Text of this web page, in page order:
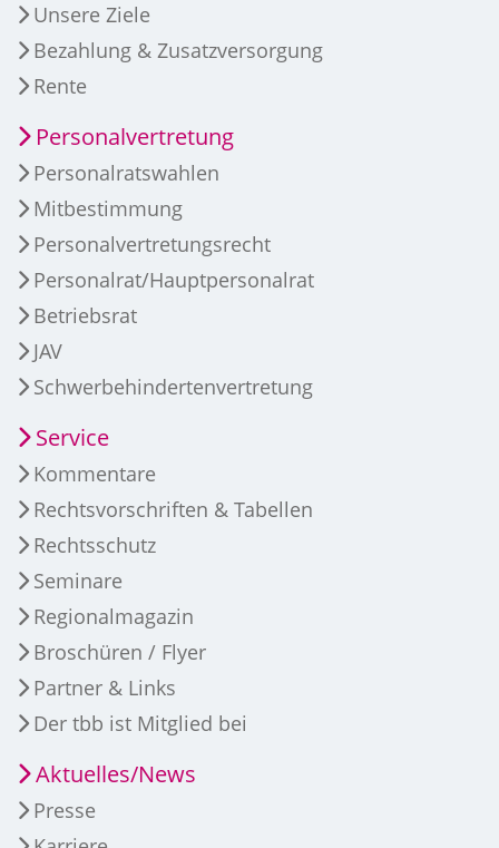
Unsere Ziele
Bezahlung & Zusatzversorgung
Rente
Personalvertretung
Personalratswahlen
Mitbestimmung
Personalvertretungsrecht
Personalrat/Hauptpersonalrat
Betriebsrat
JAV
Schwerbehindertenvertretung
Service
Kommentare
Rechtsvorschriften & Tabellen
Rechtsschutz
Seminare
Regionalmagazin
Broschüren / Flyer
Partner & Links
Der tbb ist Mitglied bei
Aktuelles/News
Presse